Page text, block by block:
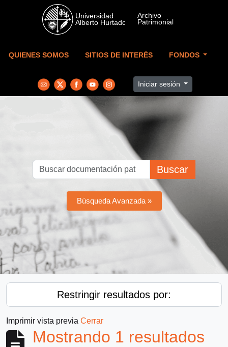
Skip to main content
QUIENES SOMOS SITIOS DE INTERÉS FONDOS
Iniciar sesión
Buscar
Búsqueda Avanzada »
Restringir resultados por:
Imprimir vista previa Cerrar
Mostrando 1 resultados